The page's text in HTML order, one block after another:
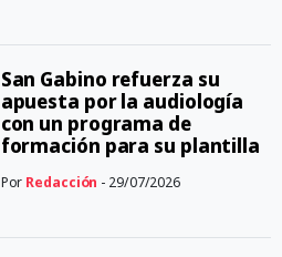
San Gabino refuerza su
apuesta por la audiología
con un programa de
formación para su plantilla
Por Redacción - 29/07/2026